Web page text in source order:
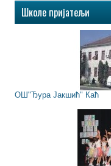
Школе пријатељи
ОШ"Ђура Јакшић" Каћ